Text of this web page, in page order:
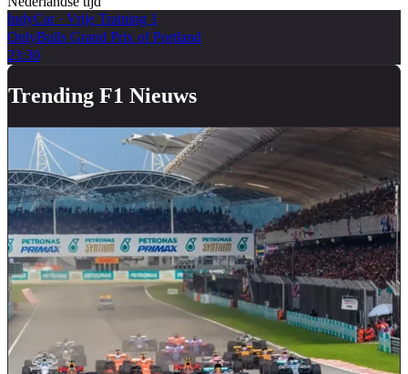
IndyCar· Vrije Training 1
OnlyBulls Grand Prix of Portland
23:30
Trending F1 Nieuws